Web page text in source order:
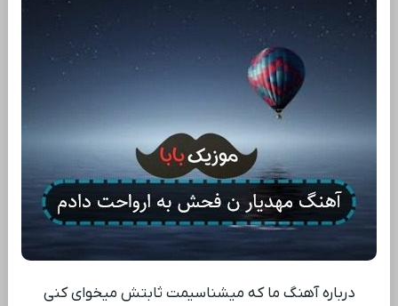
درباره آهنگ ما که میشناسیمت ثابتش میخوای کنی